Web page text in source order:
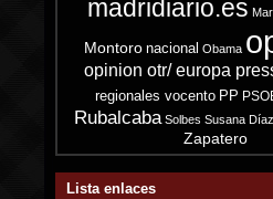
madridiario.es
Montoro nacional Obama
opinion otr/ europa
regionales vocento PP
Rubalcaba Solbes Susana Díaz
Zapatero
Lista enlaces